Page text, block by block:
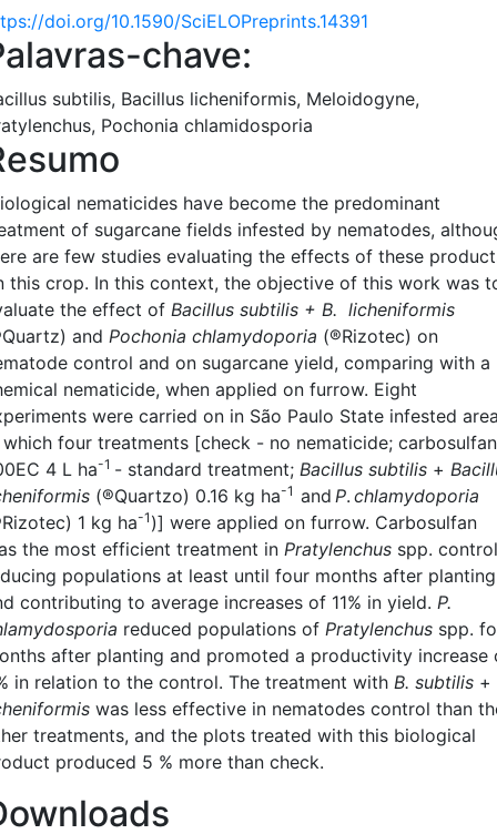
doi.org/10.1590/SciELOPreprints.14391
chave:
subtilis, Bacillus licheniformis, Meloidogyne,
Pochonia chlamidosporia
nematicides have become the predominant
of sugarcane fields infested by nematodes,
are few studies evaluating the effects of these
this crop. In this context, the objective of this work was
the effect of Bacillus subtilis + B. licheniformis
and Pochonia chlamydoporia (®Rizotec) on
control and on sugarcane yield, comparing with a
nematicide, when applied on furrow. Eight
were carried on in São Paulo State infested
four treatments [check - no nematicide; carbosulfan
4 L ha-1 - standard treatment; Bacillus subtilis +
(®Quartzo) 0.16 kg ha-1 and P. chlamydoporia
1 kg ha-1 )] were applied on furrow. Carbosulfan
the most efficient treatment in Pratylenchus spp.
populations at least until four months after planting
contributing to average increases of 11% in yield. P.
reduced populations of Pratylenchus spp.
after planting and promoted a productivity increase
in relation to the control. The treatment with B. subtilis +
was less effective in nematodes control than
treatments, and the plots treated with this biological
produced 5 % more than check.